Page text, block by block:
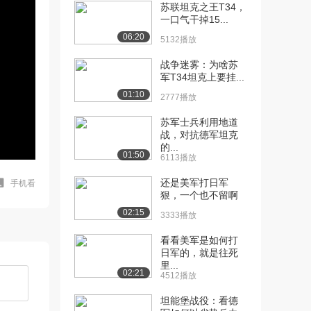
手机看
06:20
苏联坦克之王T34，
一口气干掉15...
5132播放
01:10
战争迷雾：为啥苏
军T34坦克上要挂...
2777播放
01:50
苏军士兵利用地道
战，对抗德军坦克
的...
6113播放
02:15
还是美军打日军
狠，一个也不留啊
3333播放
02:21
看看美军是如何打
日军的，就是往死
里...
4512播放
坦能堡战役：看德